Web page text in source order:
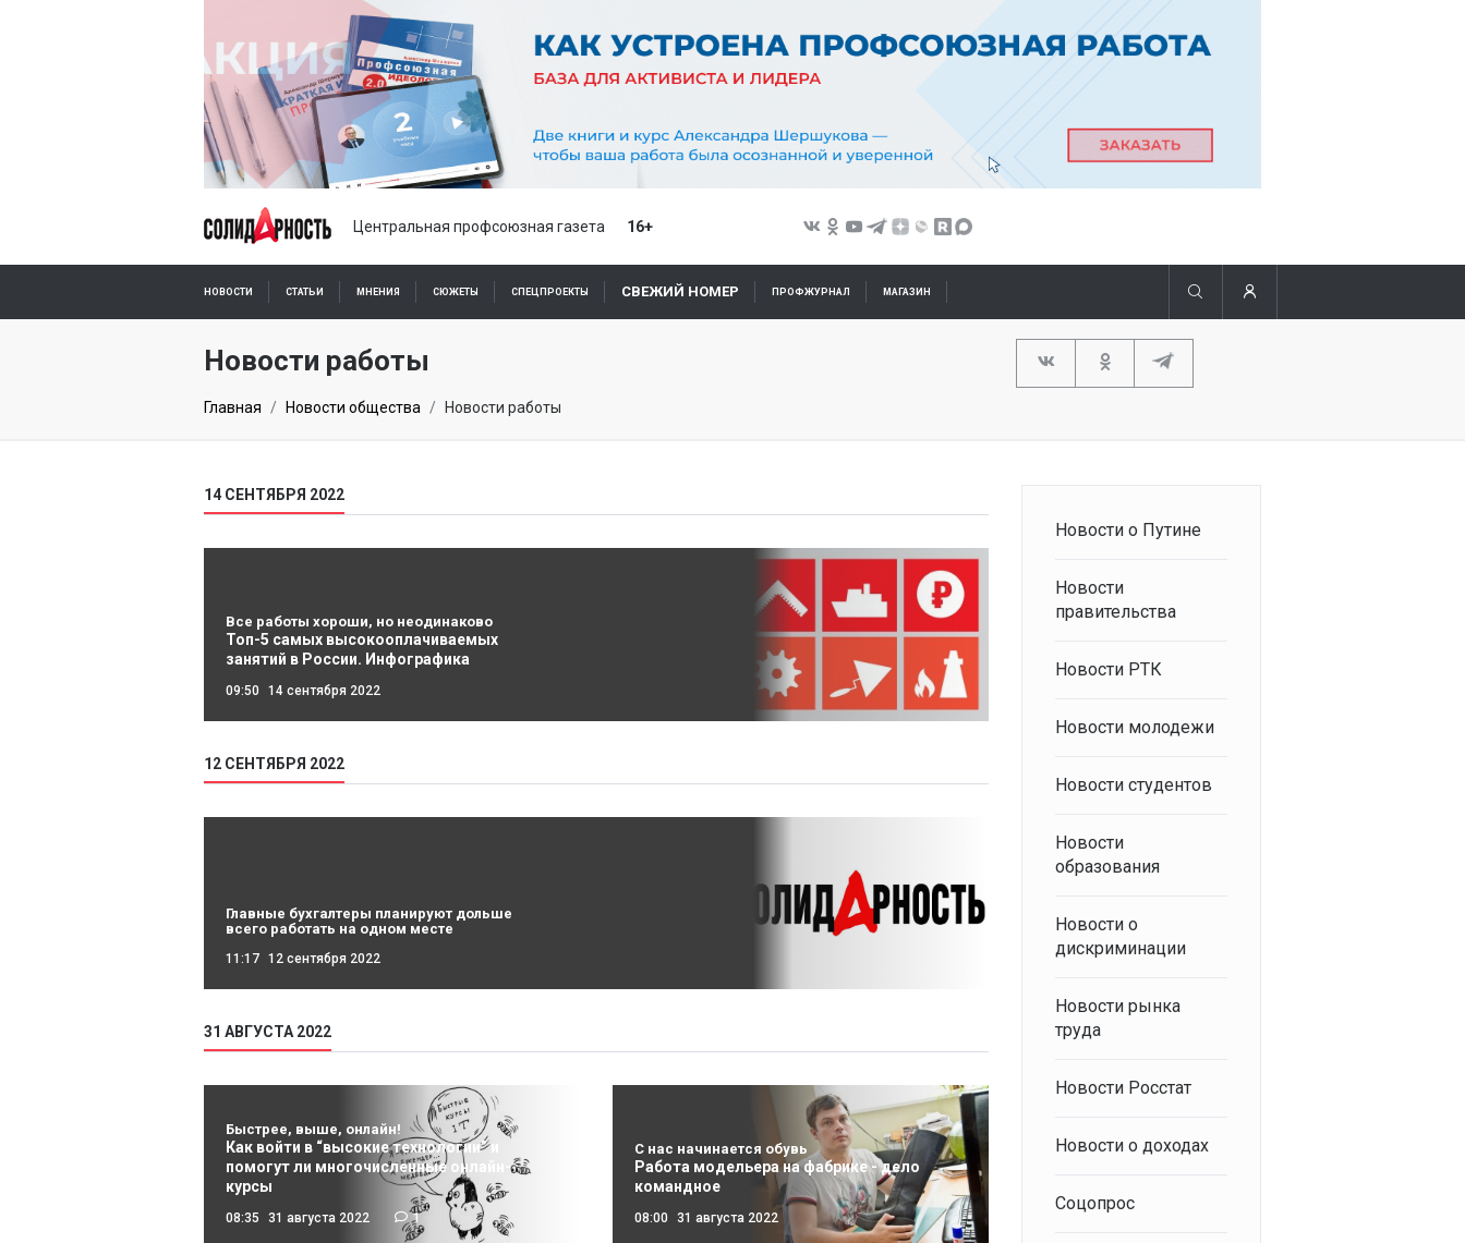
Центральная профсоюзная газета 16+
НОВОСТИ СТАТЬИ МНЕНИЯ СЮЖЕТЫ СПЕЦПРОЕКТЫ СВЕЖИЙ НОМЕР ПРОФЖУРНАЛ МАГАЗИН
ПОДПИСКА ОНЛАЙН
Новости работы
Главная Новости общества Новости работы
14 СЕНТЯБРЯ 2022
Все работы хороши, но неодинаково
Топ-5 самых высокооплачиваемых
занятий в России. Инфографика
09:50 14 сентября 2022
12 СЕНТЯБРЯ 2022
Главные бухгалтеры планируют дольше
всего работать на одном месте
11:17 12 сентября 2022
31 АВГУСТА 2022
Быстрее, выше, онлайн!
Как войти в “высокие технологии” и
помогут ли многочисленные онлайн-
курсы
08:35 31 августа 2022 1
С нас начинается обувь
Работа модельера на фабрике - дело
командное
08:00 31 августа 2022
Новости о Путине
Новости
правительства
Новости РТК
Новости молодежи
Новости студентов
Новости
образования
Новости о
дискриминации
Новости рынка
труда
Новости Росстат
Новости о доходах
Соцопрос